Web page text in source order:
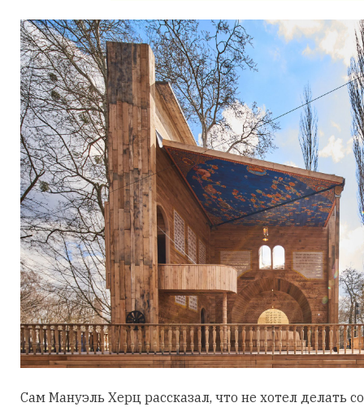
Сам Мануэль Херц рассказал, что не хотел делать